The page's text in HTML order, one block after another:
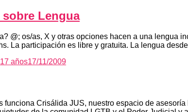
Lengua
@; os/as, X y otras opciones hacen a una lengua
La participación es libre y gratuita. La lengua
17 años17/11/2009
funciona Crisálida JUS, nuestro espacio de